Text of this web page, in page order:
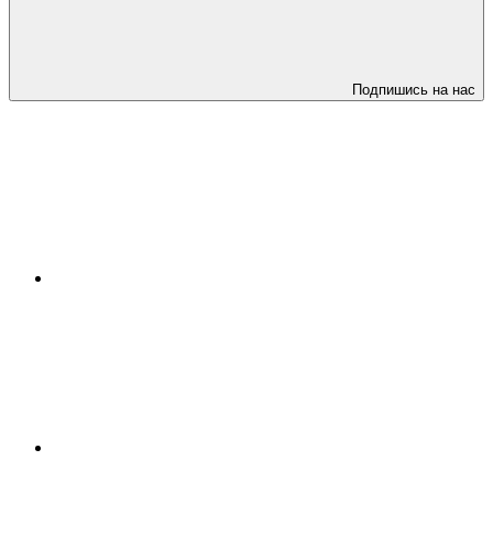
Подпишись на нас